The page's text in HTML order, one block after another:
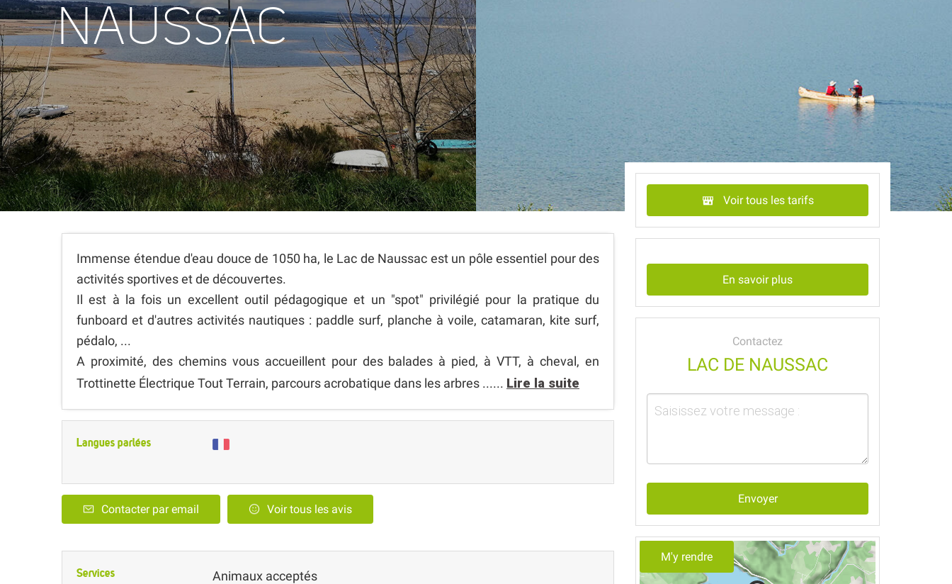
NAUSSAC
Immense étendue d'eau douce de 1050 ha, le Lac de Naussac est un pôle essentiel pour des
activités sportives et de découvertes.
Il est à la fois un excellent outil pédagogique et un "spot" privilégié pour la pratique du
funboard et d'autres activités nautiques : paddle surf, planche à voile, catamaran, kite surf,
pédalo, ...
A proximité, des chemins vous accueillent pour des balades à pied, à VTT, à cheval, en
Trottinette Électrique Tout Terrain, parcours acrobatique dans les arbres ...... Lire la suite
Langues parlées
Contacter par email Voir tous les avis
Services Animaux acceptés
Voir tous les tarifs
En savoir plus
Contactez
LAC DE NAUSSAC
Envoyer
M'y rendre